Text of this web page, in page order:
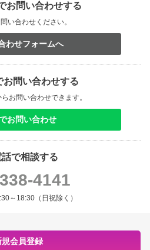
お問い合わせする
い合わせください。
わせフォームへ
お問い合わせする
お問い合わせできます。
お問い合わせ
話で相談する
4141
～18:30（日祝除く）
規会員登録